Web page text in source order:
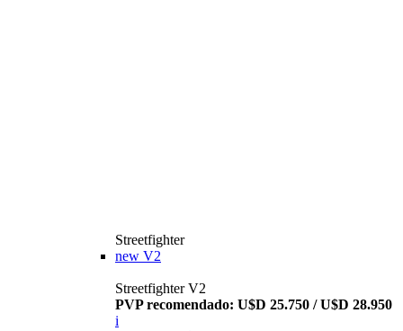
Streetfighter
new V2
Streetfighter V2
PVP recomendado: U$D 25.750 / U$D 28.950
i